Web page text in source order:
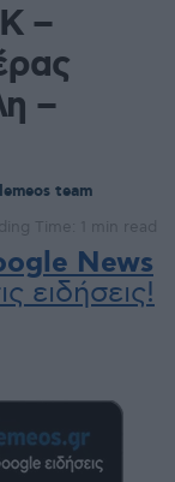
–
–
team
Time: 1 min read
News
ειδήσεις!